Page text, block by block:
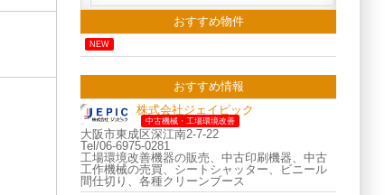
おすすめ物件
NEW
おすすめ情報
株式会社ジェイピック
中古機械・工場環境改善
大阪市東成区深江南2-7-22
Tel/06-6975-0281
工場環境改善機器の販売、中古印刷機器、中古
工作機械の売買、シートシャッター、ビニール
間仕切り、各種クリーンブース